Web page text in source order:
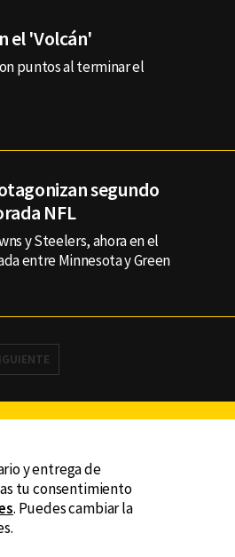
el 'Volcán'
puntos al terminar el
segundo
NFL
y Steelers, ahora en el
entre Minnesota y Green
y entrega de
tu consentimiento
. Puedes cambiar la